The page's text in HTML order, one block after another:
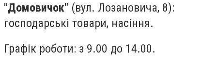
"Домовичок" (вул. Лозановича, 8):
господарські товари, насіння.
Графік роботи: з 9.00 до 14.00.